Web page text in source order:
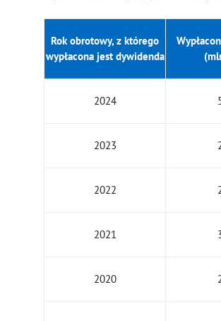
Rok obrotowy, z którego
wypłacona jest dywidenda
2024
2023
2022
2021
2020